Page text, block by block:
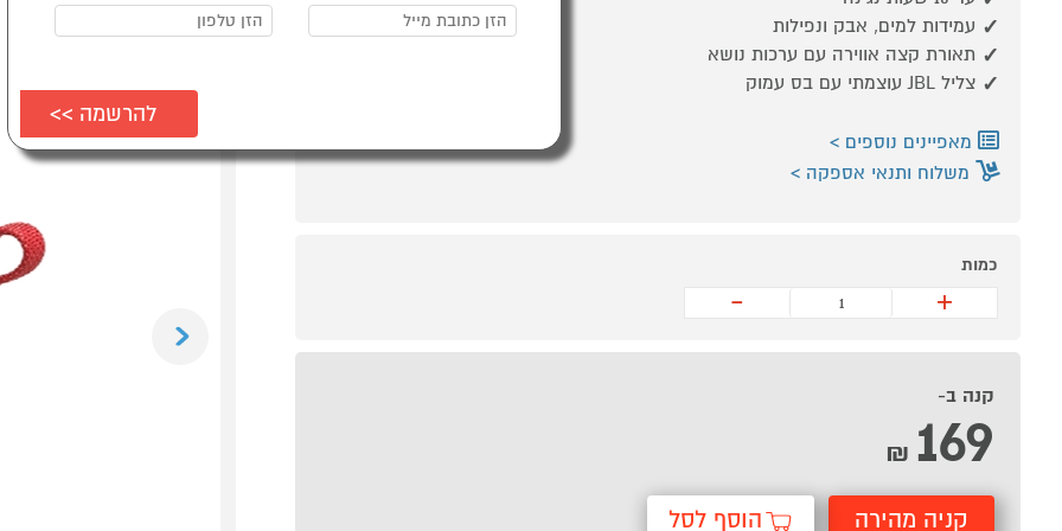
עמידות למים, אבק ונפילות
תאורת קצה אווירה עם ערכות נושא
צליל JBL עוצמתי עם בס עמוק
מאפיינים נוספים
משלוח ותנאי אספקה
כמות
+
-
קנה ב-
169
₪
קניה מהירה הוסף לסל